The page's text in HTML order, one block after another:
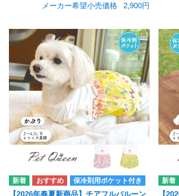
メーカー希望小売価格
2,900円
保冷剤用ポケット付き
【2026年春夏新商品】チアフルバルーン 【